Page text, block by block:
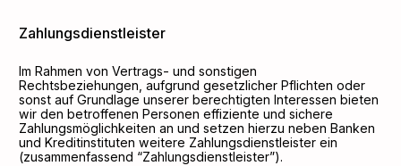
Zahlungsdienstleister
Im Rahmen von Vertrags- und sonstigen
Rechtsbeziehungen, aufgrund gesetzlicher Pflichten oder
sonst auf Grundlage unserer berechtigten Interessen bieten
wir den betroffenen Personen effiziente und sichere
Zahlungsmöglichkeiten an und setzen hierzu neben Banken
und Kreditinstituten weitere Zahlungsdienstleister ein
(zusammenfassend “Zahlungsdienstleister”).